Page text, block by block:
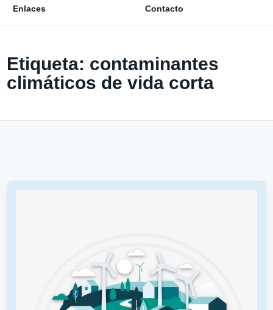
Enlaces Contacto
Etiqueta: contaminantes
climáticos de vida corta